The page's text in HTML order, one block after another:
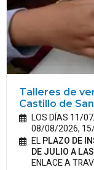
Talleres de
Castillo de
LOS DÍAS 11/
08/08/2026,
ELPLAZO DE
DE JULIO A
ENLACE A